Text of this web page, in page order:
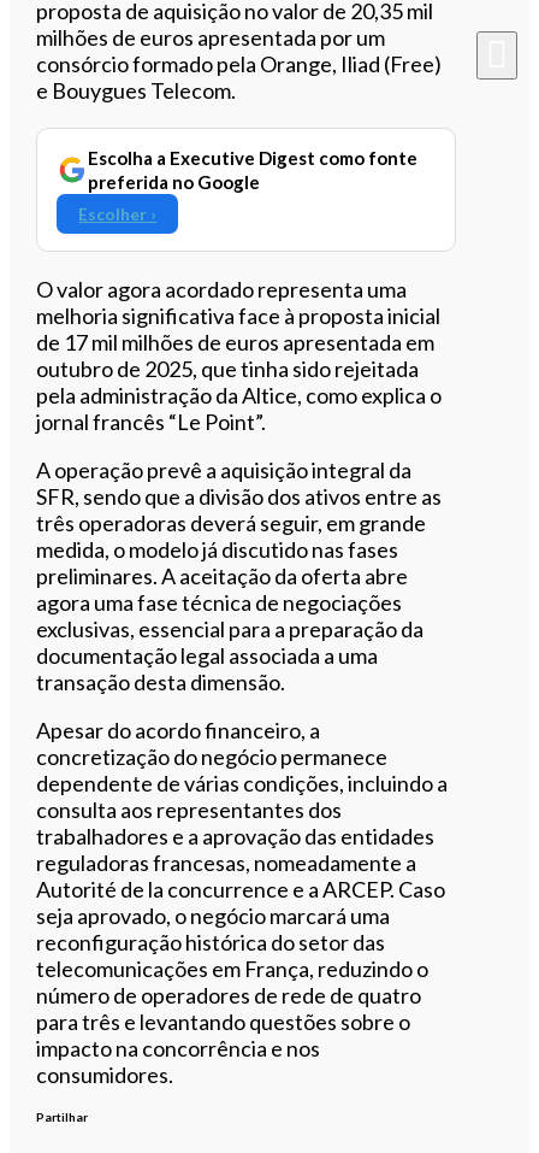
proposta de aquisição no valor de 20,35 mil
milhões de euros apresentada por um
consórcio formado pela Orange, Iliad (Free)
e Bouygues Telecom.
Escolha a Executive Digest como fonte
preferida no Google
Escolher ›
O valor agora acordado representa uma
melhoria significativa face à proposta inicial
de 17 mil milhões de euros apresentada em
outubro de 2025, que tinha sido rejeitada
pela administração da Altice, como explica o
jornal francês “Le Point”.
A operação prevê a aquisição integral da
SFR, sendo que a divisão dos ativos entre as
três operadoras deverá seguir, em grande
medida, o modelo já discutido nas fases
preliminares. A aceitação da oferta abre
agora uma fase técnica de negociações
exclusivas, essencial para a preparação da
documentação legal associada a uma
transação desta dimensão.
Apesar do acordo financeiro, a
concretização do negócio permanece
dependente de várias condições, incluindo a
consulta aos representantes dos
trabalhadores e a aprovação das entidades
reguladoras francesas, nomeadamente a
Autorité de la concurrence e a ARCEP. Caso
seja aprovado, o negócio marcará uma
reconfiguração histórica do setor das
telecomunicações em França, reduzindo o
número de operadores de rede de quatro
para três e levantando questões sobre o
impacto na concorrência e nos
consumidores.
Partilhar